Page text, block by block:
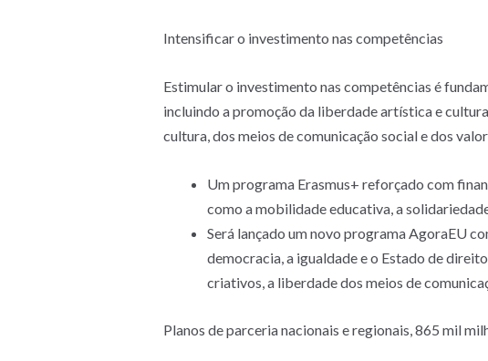
Intensificar o investimento nas competências
Estimular o investimento nas competências é
incluindo a promoção da liberdade artística e
cultura, dos meios de comunicação social e dos
Um programa Erasmus+ reforçado com
como a mobilidade educativa, a
Será lançado um novo programa AgoraEU
democracia, a igualdade e o Estado de
criativos, a liberdade dos meios de
Planos de parceria nacionais e regionais, 865 mil